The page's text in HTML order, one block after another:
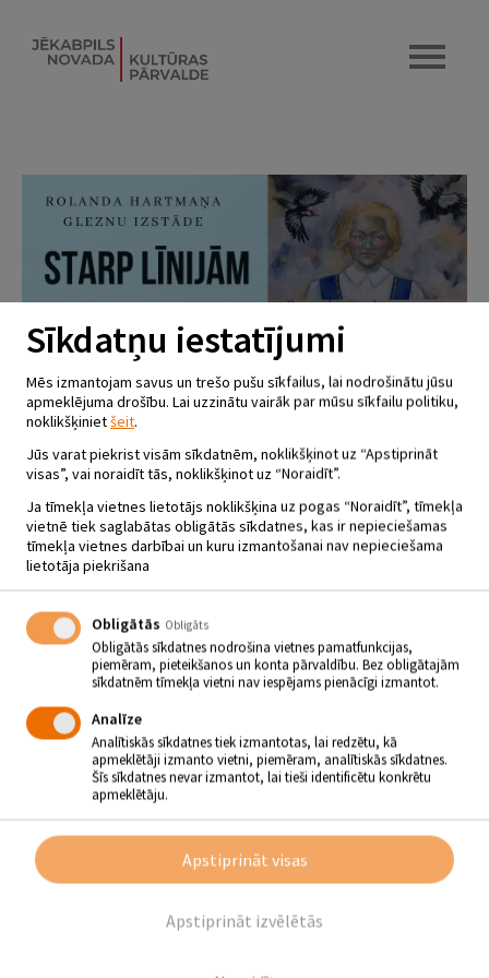
ROLANDA HARTMAŅA GLEZNU
IZSTĀDE “STARP LĪNIJĀM”
01.02 - 26.02
Jēkabpils Galvenajā bibliotēkā no 1. februāra līdz 26.
februārim apskatāma izstāde “Starp līnijām”.
Līnija ir pamats visai vizuālajai informācijai, kuru uztveram. Ar līnijām
mēs definējam visu bijušo, esošo un nākotnē vēl tikai eksistējošo.
Tomēr, lai cik vitāli tā nepieciešama būtu mūsu izpausmei, līnija
telpiskā vidē ir neeksistējoša, tai nav dimensijas, patiesa plašuma,
tā galvenokārt kalpo par uzstādītu robežšķirtni. Vide starp līnijām ir
tā, kas nosaka, ko patiesi redzam. Krāsa, dziļums, plakne. Studējot
arhitektūru, ir nācies atskārst – jebkura ar līniju izteikta prāta vīzija ir
vērojama sava veida interpretācija šim pildījumam. Kāda ir “acs
(1999) ir Rīgas Tehniskās universitātes arhitektūras fakultātes 3.
Sīkdatņu iestatījumi
Mēs izmantojam savus un trešo pušu sīkfailus, lai nodrošinātu jūsu
apmeklējuma drošību. Lai uzzinātu vairāk par mūsu sīkfailu politiku,
noklikšķinietšeit.
Jūs varat piekrist visām sīkdatnēm, noklikšķinot uz “Apstiprināt
visas”, vai noraidīt tās, noklikšķinot uz “Noraidīt”.
Ja tīmekļa vietnes lietotājs noklikšķina uz pogas “Noraidīt”, tīmekļa
vietnē tiek saglabātas obligātās sīkdatnes, kas ir nepieciešamas
tīmekļa vietnes darbībai un kuru izmantošanai nav nepieciešama
lietotāja piekrišana
Obligātās Obligāts
Obligātās sīkdatnes nodrošina vietnes pamatfunkcijas,
piemēram, pieteikšanos un konta pārvaldību. Bez obligātajām
sīkdatnēm tīmekļa vietni nav iespējams pienācīgi izmantot.
Analīze
Analītiskās sīkdatnes tiek izmantotas, lai redzētu, kā
apmeklētāji izmanto vietni, piemēram, analītiskās sīkdatnes.
Šīs sīkdatnes nevar izmantot, lai tieši identificētu konkrētu
apmeklētāju.
Apstiprināt izvēlētās
Apstiprināt visas